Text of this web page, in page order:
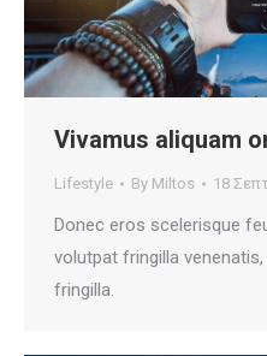
Vivamus aliquam
Lifestyle By Miltos 18
Donec eros scelerisque
volutpat fringilla
fringilla.